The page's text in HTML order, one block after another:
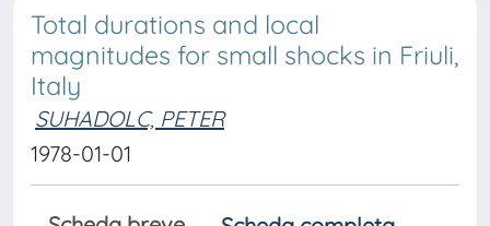
Total durations and local
magnitudes for small shocks in Friuli,
Italy
SUHADOLC, PETER
1978-01-01